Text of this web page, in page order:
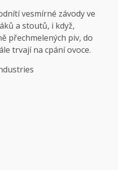
vesmírné závody ve
a stoutů, i když,
přechmelených piv, do
trvají na cpání ovoce.